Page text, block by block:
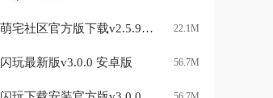
萌宅社区官方版下载v2.5.9 手机版 22.1M
闪玩最新版v3.0.0 安卓版 56.7M